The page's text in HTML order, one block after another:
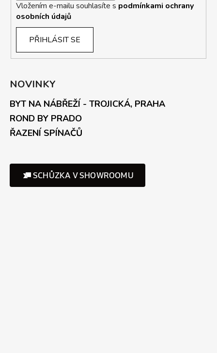
Vložením e-mailu souhlasíte s podmínkami ochrany
osobních údajů
PŘIHLÁSIT SE
NOVINKY
BYT NA NÁBŘEŽÍ - TROJICKÁ, PRAHA
ROND BY PRADO
ŘAZENÍ SPÍNAČŮ
SCHŮZKA V SHOWROOMU